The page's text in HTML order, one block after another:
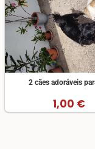
2 cães adoráveis
1,00 €